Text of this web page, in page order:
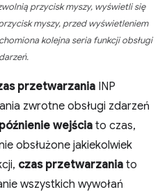
przycisk myszy, wyświetli się
myszy, przed wyświetleniem
kolejna seria funkcji obsługi
przetwarzania INP
zwrotne obsługi zdarzeń
wejściato czas,
obsłużone jakiekolwiek
czas przetwarzania to
wszystkich wywołań